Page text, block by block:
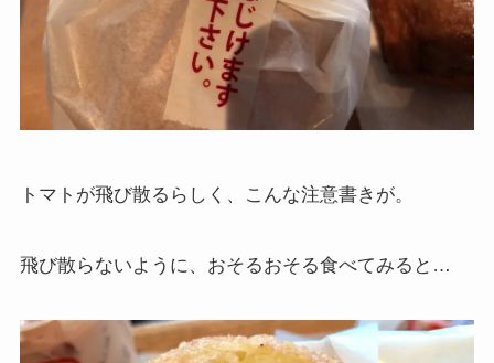
トマトが飛び散るらしく、こんな注意書きが。
飛び散らないように、おそるおそる食べてみると…